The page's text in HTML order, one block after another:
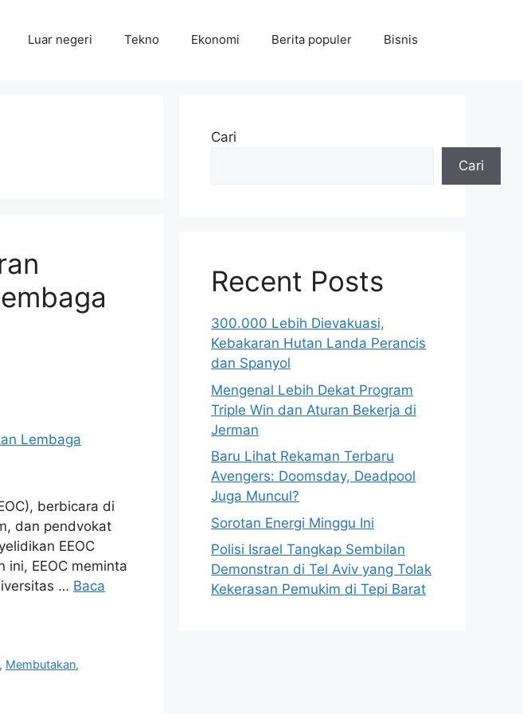
Luar negeri Tekno Ekonomi Berita populer Bisnis
berbicara di
dan pendvokat
EEOC
EEOC meminta
… Baca
, Membutakan,
Cari
Cari
Recent Posts
300.000 Lebih Dievakuasi,
Kebakaran Hutan Landa Perancis
dan Spanyol
Mengenal Lebih Dekat Program
Triple Win dan Aturan Bekerja di
Jerman
Baru Lihat Rekaman Terbaru
Avengers: Doomsday, Deadpool
Juga Muncul?
Sorotan Energi Minggu Ini
Polisi Israel Tangkap Sembilan
Demonstran di Tel Aviv yang Tolak
Kekerasan Pemukim di Tepi Barat